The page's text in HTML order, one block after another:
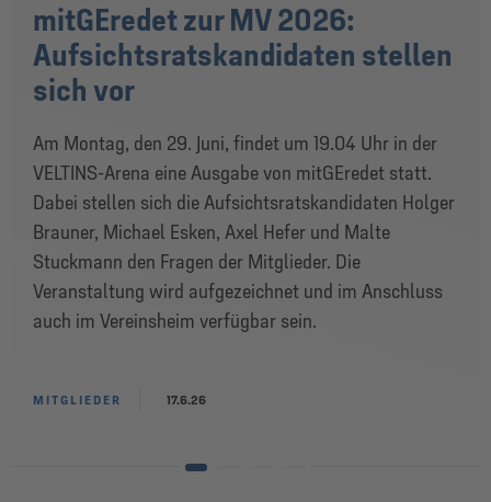
mitGEredet zur MV 2026:
Aufsichtsratskandidaten stellen
sich vor
Am Montag, den 29. Juni, findet um 19.04 Uhr in der
VELTINS-Arena eine Ausgabe von mitGEredet statt.
Dabei stellen sich die Aufsichtsratskandidaten Holger
Brauner, Michael Esken, Axel Hefer und Malte
Stuckmann den Fragen der Mitglieder. Die
Veranstaltung wird aufgezeichnet und im Anschluss
auch im Vereinsheim verfügbar sein.
MITGLIEDER 17.6.26